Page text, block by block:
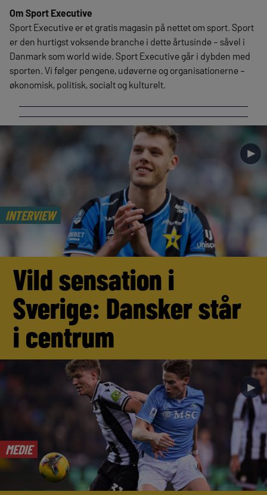
Om Sport Executive
Sport Executive er et gratis magasin på nettet om sport. Sport
er den hurtigst voksende branche i dette årtusinde – såvel i
Danmark som world wide. Sport Executive går i dybden med
sporten. Vi følger pengene, udøverne og organisationerne –
økonomisk, politisk, socialt og kulturelt.
INTERVIEW
►
Vild sensation i
Sverige: Dansker står
i centrum
MEDIE
►